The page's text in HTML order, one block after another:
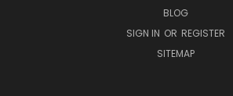
BLOG
SIGN IN OR REGISTER
SITEMAP